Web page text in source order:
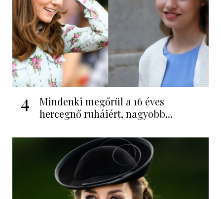
4
Mindenki megőrül a 16 éves
hercegnő ruháiért, nagyobb...